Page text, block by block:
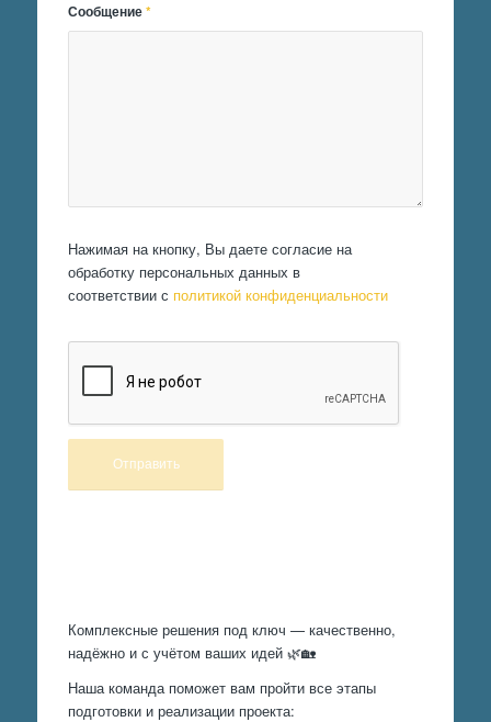
Сообщение*
Нажимая на кнопку, Вы даете согласие на
обработку персональных данных в
соответствии с политикой конфиденциальности
Комплексные решения под ключ — качественно,
надёжно и с учётом ваших идей 🌿🏡
Наша команда поможет вам пройти все этапы
подготовки и реализации проекта: